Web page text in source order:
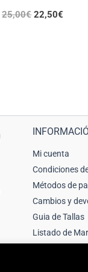
25,00€ 22,50€
Mi cuenta
Condiciones
Métodos de
Cambios y
Guia de Tallas
Listado de